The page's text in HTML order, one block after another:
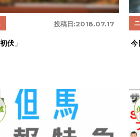
投稿日:2018.07.17
伏」 今